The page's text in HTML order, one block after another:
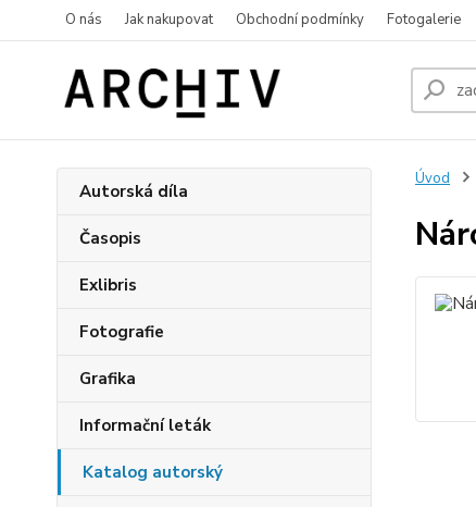
O nás Jak nakupovat Obchodní podmínky Fotogalerie
Autorská díla
Časopis
Exlibris
Fotografie
Grafika
Informační leták
Katalog autorský
Úvod